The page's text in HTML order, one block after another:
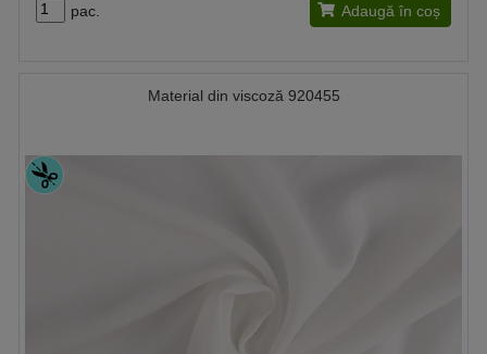
pac. Adaugă în coș
Material din viscoză 920455